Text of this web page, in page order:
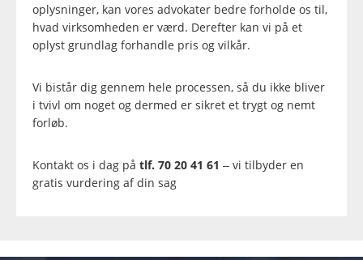
oplysninger, kan vores advokater bedre forholde os til,
hvad virksomheden er værd. Derefter kan vi på et
oplyst grundlag forhandle pris og vilkår.
Vi bistår dig gennem hele processen, så du ikke bliver
i tvivl om noget og dermed er sikret et trygt og nemt
forløb.
Kontakt os i dag på tlf. 70 20 41 61 – vi tilbyder en
gratis vurdering af din sag